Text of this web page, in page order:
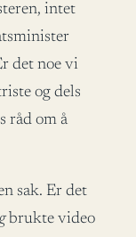
intet
det noe vi
og dels
råd om å
sak. Er det
brukte video